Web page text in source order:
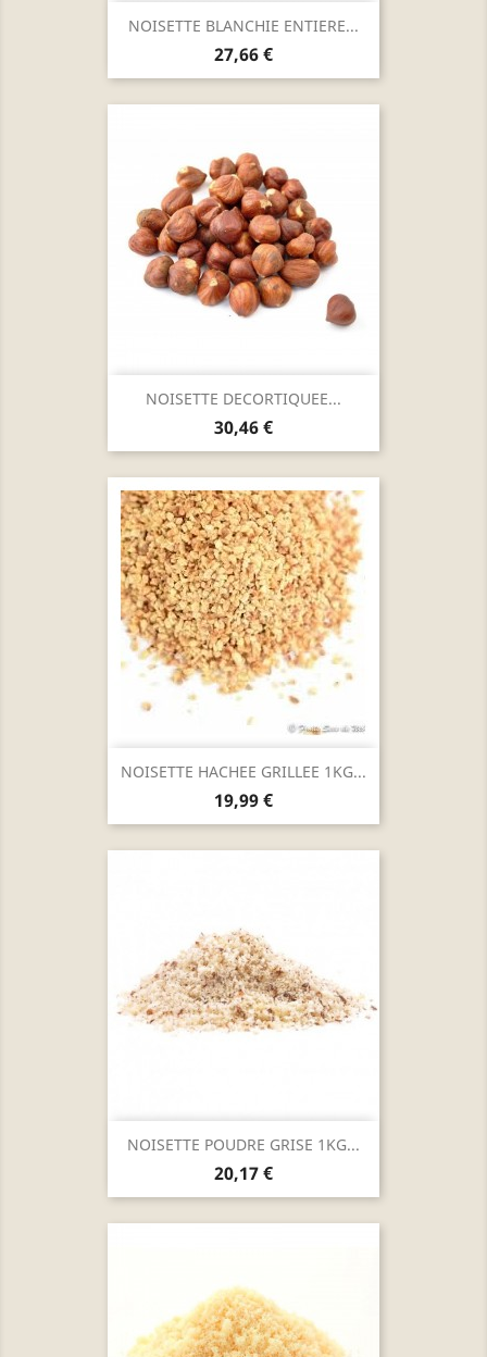
NOISETTE BLANCHIE ENTIERE...
Prix
27,66 €
NOISETTE DECORTIQUEE...
Prix
30,46 €
NOISETTE HACHEE GRILLEE 1KG...
Prix
19,99 €
NOISETTE POUDRE GRISE 1KG...
Prix
20,17 €